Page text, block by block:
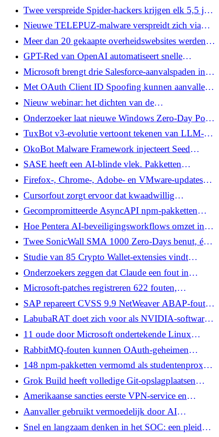
aanvallers inloggen als gebruikers van een andere
uitgever
Twee verspreide Spider-hackers krijgen elk 5,5 jaar
voor een TfL-hack van £ 29 miljoen
Nieuwe TELEPUZ-malware verspreidt zich via
ClickFix om gegevens te stelen en opdrachten uit
te voeren
Meer dan 20 gekaapte overheidswebsites werden
een aanvalskanaal
GPT-Red van OpenAI automatiseert snelle
injectietests om GPT-5.6 Sol te harden
Microsoft brengt drie Salesforce-aanvalspaden in
kaart die verband houden met een jaar van
ShinyHunters-activiteit
Met OAuth Client ID Spoofing kunnen aanvallers
gestolen Microsoft Entra-referenties valideren
Nieuw webinar: het dichten van de
goedkeuringskloof in advertentietechnologie uit
het AI-tijdperk
Onderzoeker laat nieuwe Windows Zero-Day PoC-
uren vallen na Microsoft-patch dinsdag
TuxBot v3-evolutie vertoont tekenen van LLM-
ondersteunde IoT-botnetontwikkeling
OkoBot Malware Framework injecteert Seed
Phrase Phishing in Ledger- en Trezor-apps
SASE heeft een AI-blinde vlek. Pakketten
inspecteren is niet langer genoeg.
Firefox-, Chrome-, Adobe- en VMware-updates
verhelpen meerdere kritieke beveiligingsfouten
Cursorfout zorgt ervoor dat kwaadwillig
gekloonde opslagplaatsen de uitvoering van
Windows-code activeren
Gecompromitteerde AsyncAPI npm-pakketten
leveren meerfasige botnet-malware
Hoe Pentera AI-beveiligingsworkflows omzet in
validatie-engines
Twee SonicWall SMA 1000 Zero-Days benut, één
zou beheerdersopdrachten kunnen inschakelen
Studie van 85 Crypto Wallet-extensies vindt
adreslekken en cross-site trackingrisico's
Onderzoekers zeggen dat Claude een fout in
Chrome maakt waardoor frauduleuze extensies
Gmail-lezingen activeren
Microsoft-patches registreren 622 fouten,
waaronder twee nuldagen onder actieve aanval
SAP repareert CVSS 9.9 NetWeaver ABAP-fout
die gegevens kan blootleggen of wijzigen
LabubaRAT doet zich voor als NVIDIA-software
om Windows-hosts te besturen
11 oude door Microsoft ondertekende Linux
UEFI-shims kunnen ervoor zorgen dat aanvallers
Secure Boot kunnen omzeilen
RabbitMQ-fouten kunnen OAuth-geheimen
lekken en metagegevens van wachtrijen tussen
verschillende tenants blootleggen
148 npm-pakketten vermomd als studentenproxy's
veranderden browsers in een DDoS-botnet
Grok Build heeft volledige Git-opslagplaatsen
geüpload naar xAI-opslag, niet alleen de bestanden
die het leest
Amerikaanse sancties eerste VPN-service en
Malware Cryptor-verkoper over ransomware-
ondersteuning
Aanvaller gebruikt vermoedelijk door AI
gegenereerd PowerShell-script om Active
Directory in kaart te brengen
Snel en langzaam denken in het SOC: een pleidooi